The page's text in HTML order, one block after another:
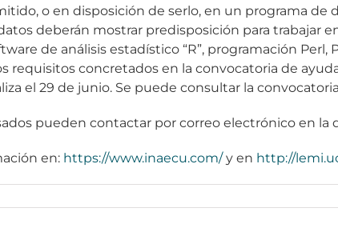
o en disposición de serlo, en un programa de
deberán mostrar predisposición para trabajar
de análisis estadístico “R”, programación Perl,
requisitos concretados en la convocatoria de
el 29 de junio. Se puede consultar la
pueden contactar por correo electrónico en la
en: https://www.inaecu.com/y en http://